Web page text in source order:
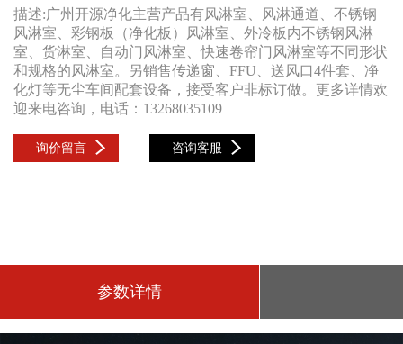
描述:广州开源净化主营产品有风淋室、风淋通道、不锈钢
风淋室、彩钢板（净化板）风淋室、外冷板内不锈钢风淋
室、货淋室、自动门风淋室、快速卷帘门风淋室等不同形状
和规格的风淋室。另销售传递窗、FFU、送风口4件套、净
化灯等无尘车间配套设备，接受客户非标订做。更多详情欢
迎来电咨询，电话：13268035109
询价留言 咨询客服
参数详情